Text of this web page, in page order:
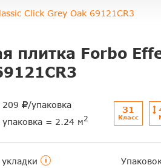
Click Grey Oak 69121CR3
плитка Forbo
209
/упаковка
упаковка = 2.24 м2
31
Класс
i